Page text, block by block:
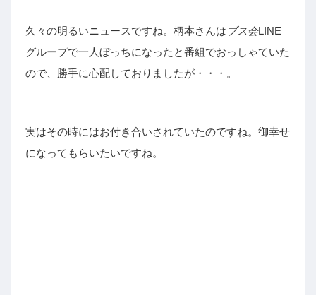
久々の明るいニュースですね。柄本さんは ブス会LINE
グループで一人ぼっちになったと番組でおっしゃていた
ので、勝手に心配しておりましたが・・・。
実はその時にはお付き合いされていたのですね。御幸せ
になってもらいたいですね。